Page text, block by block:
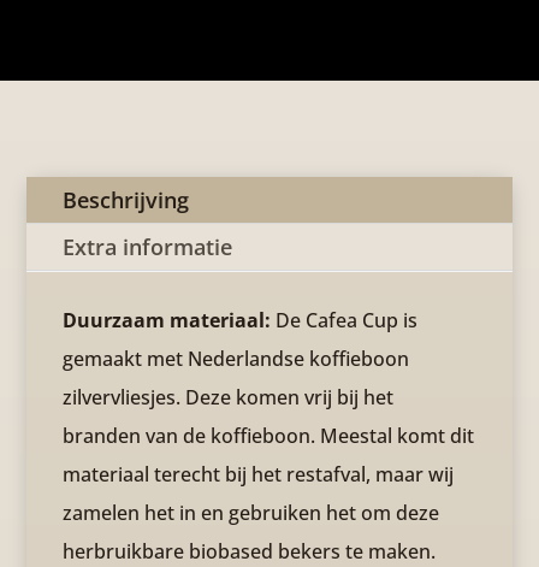
Beschrijving
Extra informatie
Duurzaam materiaal: De Cafea Cup is
gemaakt met Nederlandse koffieboon
zilvervliesjes. Deze komen vrij bij het
branden van de koffieboon. Meestal komt dit
materiaal terecht bij het restafval, maar wij
zamelen het in en gebruiken het om deze
herbruikbare biobased bekers te maken.